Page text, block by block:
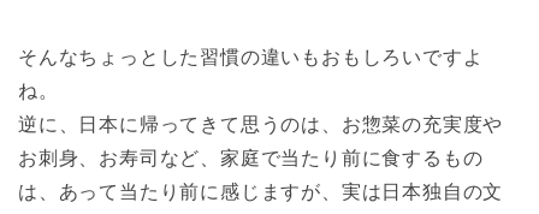
そんなちょっとした習慣の違いもおもしろいですよ
ね。
逆に、日本に帰ってきて思うのは、お惣菜の充実度や
お刺身、お寿司など、家庭で当たり前に食するもの
は、あって当たり前に感じますが、実は日本独自の文